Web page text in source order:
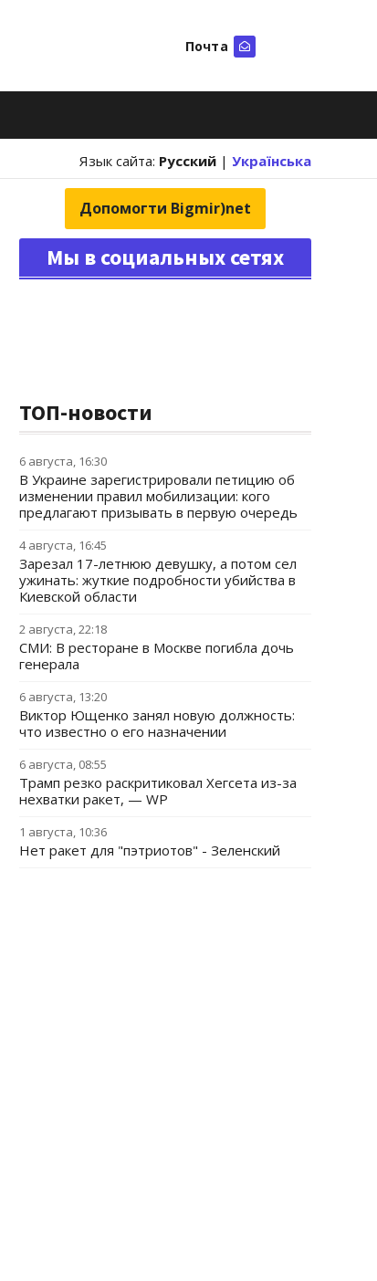
Почта
Язык сайта: Русский | Українська
Допомогти Bigmir)net
Мы в социальных сетях
ТОП-новости
6 августа, 16:30
В Украине зарегистрировали петицию об
изменении правил мобилизации: кого
предлагают призывать в первую очередь
4 августа, 16:45
Зарезал 17-летнюю девушку, а потом сел
ужинать: жуткие подробности убийства в
Киевской области
2 августа, 22:18
СМИ: В ресторане в Москве погибла дочь
генерала
6 августа, 13:20
Виктор Ющенко занял новую должность:
что известно о его назначении
6 августа, 08:55
Трамп резко раскритиковал Хегсета из-за
нехватки ракет, — WP
1 августа, 10:36
Нет ракет для "пэтриотов" - Зеленский